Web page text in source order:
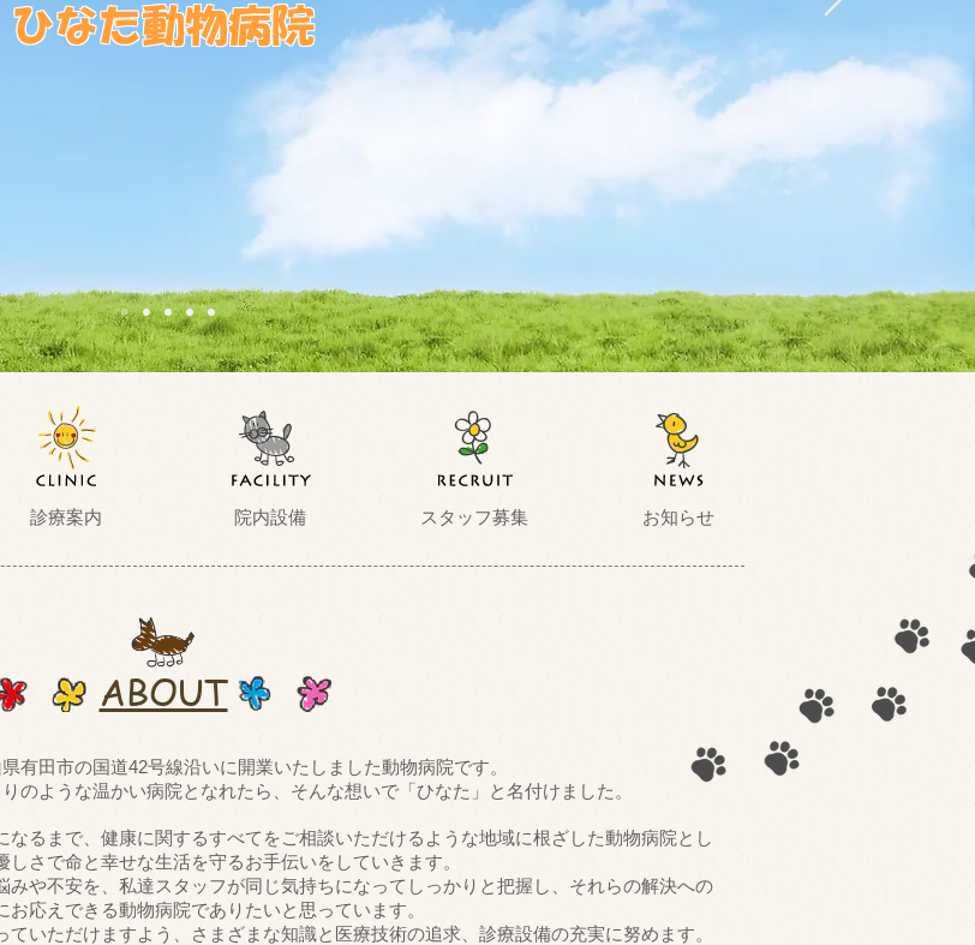
ひなた動物病院
診療案内 院内設備 スタッフ募集 お知らせ
ABOUT
有田市の国道42号線沿いに開業いたしました動物病院です。
のような温かい病院となれたら、そんな想いで「ひなた」と名付けました。
るまで、健康に関するすべてをご相談いただけるような地域に根ざした動物病院とし
しさで命と幸せな生活を守るお手伝いをしていきます。
や不安を、私達スタッフが同じ気持ちになってしっかりと把握し、 それらの解決への
お応えできる動物病院でありたいと思っています。
いただけますよう、さまざまな知識と医療技術の追求、診療設備の充実に努めます。